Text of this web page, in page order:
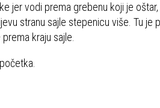
jer vodi prema grebenu koji je
stranu sajle stepenicu više. Tu je
kraju sajle.